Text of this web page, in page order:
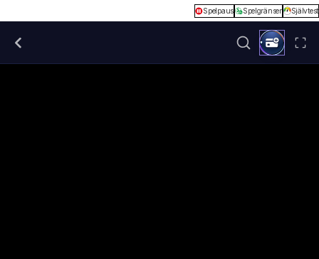
Spelpaus Spelgränser Självtest